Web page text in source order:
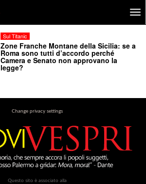
Sul Titanic
Zone Franche Montane della Sicilia: se a
Roma sono tutti d’accordo perché
Camera e Senato non approvano la
legge?
Change privacy settings
Questo sito è associato alla